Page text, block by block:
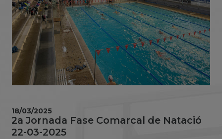
2a Jornada Fase Comarcal de Natació
22-03-2025
18/03/2025